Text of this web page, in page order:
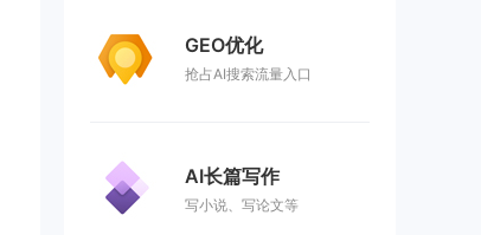
GEO优化
抢占AI搜索流量入口
AI长篇写作
写小说、写论文等